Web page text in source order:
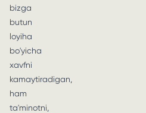
bizga
butun
loyiha
bo'yicha
xavfni
kamaytiradigan,
ham
ta'minotni,